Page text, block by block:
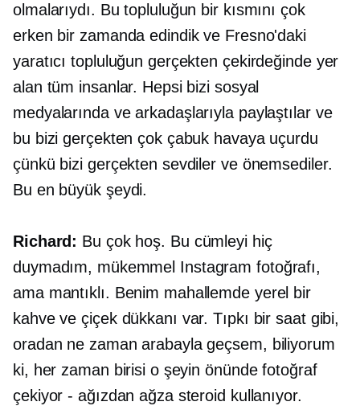
olmalarıydı. Bu topluluğun bir kısmını çok
erken bir zamanda edindik ve Fresno'daki
yaratıcı topluluğun gerçekten çekirdeğinde yer
alan tüm insanlar. Hepsi bizi sosyal
medyalarında ve arkadaşlarıyla paylaştılar ve
bu bizi gerçekten çok çabuk havaya uçurdu
çünkü bizi gerçekten sevdiler ve önemsediler.
Bu en büyük şeydi.
Richard: Bu çok hoş. Bu cümleyi hiç
duymadım, mükemmel Instagram fotoğrafı,
ama mantıklı. Benim mahallemde yerel bir
kahve ve çiçek dükkanı var. Tıpkı bir saat gibi,
oradan ne zaman arabayla geçsem, biliyorum
ki, her zaman birisi o şeyin önünde fotoğraf
çekiyor - ağızdan ağza steroid kullanıyor.